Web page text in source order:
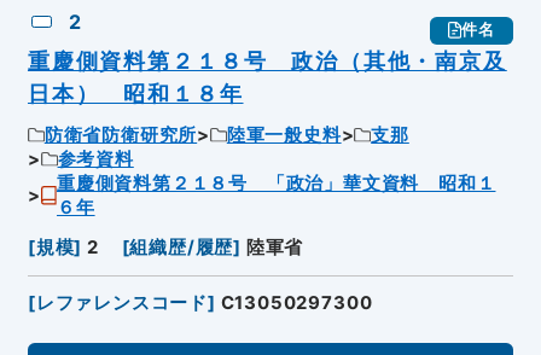
2 件名
重慶側資料第２１８号 政治（其他・南京及
日本） 昭和１８年
防衛省防衛研究所 陸軍一般史料
支那
参考資料
重慶側資料第２１８号 「政治」華文資料 昭和１
６年
[規模] 2 [組織歴/履歴] 陸軍省
[レファレンスコード] C13050297300